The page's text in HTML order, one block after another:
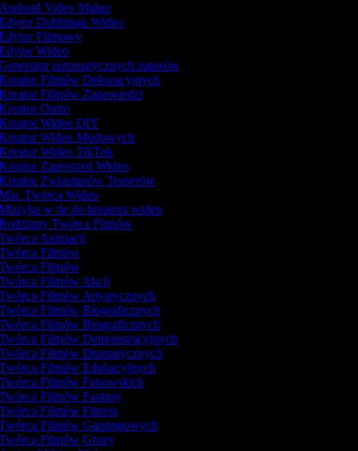
Video Maker
Dubbingu Wideo
Filmowy
Wideo
automatycznych napisów
Filmów Dekoracyjnych
Filmów Zapowiedzi
Outro
Wideo DIY
Wideo Modowych
Wideo TikTok
Zaproszeń Wideo
Zwiastunów Teaserów
Twórca Wideo
w tle do kreatora wideo
Twórca Filmów
Animacji
Filmów
Filmów
Filmów Akcji
Filmów Artystycznych
Filmów Biograficznych
Filmów Biograficznych
Filmów Demonstracyjnych
Filmów Dramatycznych
Filmów Edukacyjnych
Filmów Fanowskich
Filmów Fantasy
Filmów Fitness
Filmów Gamingowych
Filmów Grozy